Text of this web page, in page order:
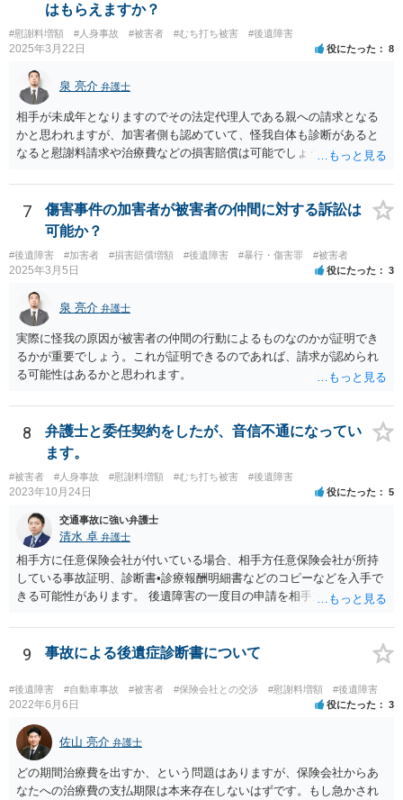
はもらえますか？
#慰謝料増額 #人身事故 #被害者 #むち打ち被害 #後遺障害
2025年3月22日 役にたった 8
泉 亮介 弁護士
相手が未成年となりますのでその法定代理人である親への請求となる
かと思われますが、加害者側も認めていて、怪我自体も診断があると
なると慰謝料請求や治療費などの損害賠償は可能でしょう。 整骨院へ
い場合が多いです。 また、保険会社から提案される金額は低めに出さ
れることも多いため、その交渉のために弁護士を入れるということも
考えられるかと思われます。
7
傷害事件の加害者が被害者の仲間に対する訴訟は
可能か？
#後遺障害 #加害者 #損害賠償増額 #後遺障害 #暴行・傷害罪 #被害者
2025年3月5日 役にたった 3
泉 亮介 弁護士
実際に怪我の原因が被害者の仲間の行動によるものなのかが証明でき
るかが重要でしょう。これが証明できるのであれば、請求が認められ
る可能性はあるかと思われます。
8
弁護士と委任契約をしたが、音信不通になってい
ます。
#被害者 #人身事故 #慰謝料増額 #むち打ち被害 #後遺障害
2023年10月24日 役にたった 5
交通事故に強い弁護士
清水 卓 弁護士
相手方に任意保険会社が付いている場合、相手方任意保険会社が所持
している事故証明、診断書•診療報酬明細書などのコピーなどを入手で
きる可能性があります。 後遺障害の一度目の申請を相手方任意保険会
果と認定理由書も相手方任意保険会社から入手できる可能性がありま
す。 これらが難しくても、通院していた病院のカルテを取り付けるこ
と等で代替が可能な場合もあります。 事故からどの程度期間が経過し
ているがが定かではありませんが、昨年４月から既に１年半年程度経
過しており、時効なども意識しながら対応をしておきたいところで
す。 待っていても事態が打開しない可能性もあるため、依頼の対応が
可能な弁護士に個別に問い合わせ、上記の方法等を参考に進め方を相
談してみるのが望ましいかもしれません。
9 事故による後遺症診断書について
#後遺障害 #自動車事故 #被害者 #保険会社との交渉 #慰謝料増額 #後遺障害
2022年6月6日 役にたった 3
佐山 亮介 弁護士
どの期間治療費を出すか、という問題はありますが、保険会社からあ
なたへの治療費の支払期限は本来存在しないはずです。もし急かされ